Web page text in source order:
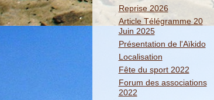
Reprise 2026
Article Télégramme 20
Juin 2025
Présentation de l'Aïkido
Localisation
Fête du sport 2022
Forum des associations
2022